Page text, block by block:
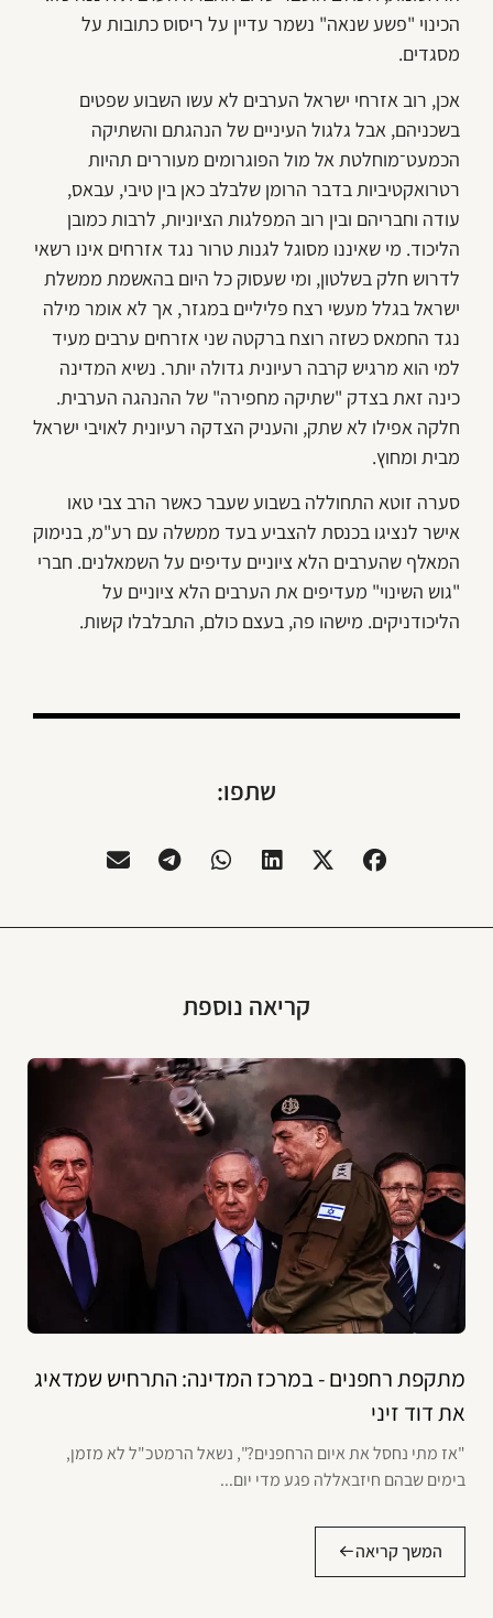
הכינוי "פשע שנאה" נשמר עדיין על ריסוס כתובות על
מסגדים.
אכן, רוב אזרחי ישראל הערבים לא עשו השבוע שפטים
בשכניהם, אבל גלגול העיניים של הנהגתם והשתיקה
הכמעט־מוחלטת אל מול הפוגרומים מעוררים תהיות
רטרואקטיביות בדבר הרומן שלבלב כאן בין טיבי, עבאס,
עודה וחבריהם ובין רוב המפלגות הציוניות, לרבות כמובן
הליכוד. מי שאיננו מסוגל לגנות טרור נגד אזרחים אינו רשאי
לדרוש חלק בשלטון, ומי שעסוק כל היום בהאשמת ממשלת
ישראל בגלל מעשי רצח פליליים במגזר, אך לא אומר מילה
נגד החמאס כשזה רוצח ברקטה שני אזרחים ערבים מעיד
למי הוא מרגיש קרבה רעיונית גדולה יותר. נשיא המדינה
כינה זאת בצדק "שתיקה מחפירה" של ההנהגה הערבית.
חלקה אפילו לא שתק, והעניק הצדקה רעיונית לאויבי ישראל
מבית ומחוץ.
סערה זוטא התחוללה בשבוע שעבר כאשר הרב צבי טאו
אישר לנציגו בכנסת להצביע בעד ממשלה עם רע"מ, בנימוק
המאלף שהערבים הלא ציוניים עדיפים על השמאלנים. חברי
"גוש השינוי" מעדיפים את הערבים הלא ציוניים על
הליכודניקים. מישהו פה, בעצם כולם, התבלבלו קשות.
שתפו:
קריאה נוספת
מתקפת רחפנים - במרכז המדינה: התרחיש שמדאיג
את דוד זיני
"אז מתי נחסל את איום הרחפנים?", נשאל הרמטכ"ל לא מזמן,
בימים שבהם חיזבאללה פגע מדי יום...
המשך קריאה